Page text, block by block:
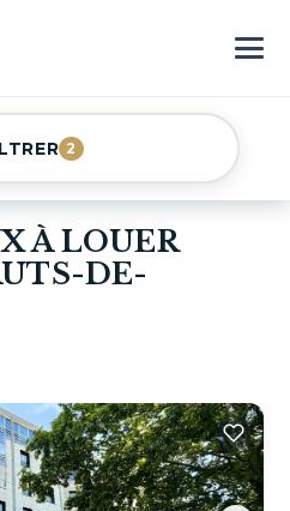
2
À LOUER
DE-